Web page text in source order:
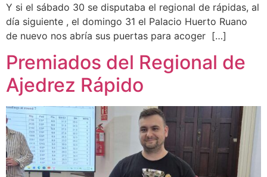
Y si el sábado 30 se disputaba el regional de rápidas, al
día siguiente , el domingo 31 el Palacio Huerto Ruano
de nuevo nos abría sus puertas para acoger […]
Premiados del Regional de
Ajedrez Rápido